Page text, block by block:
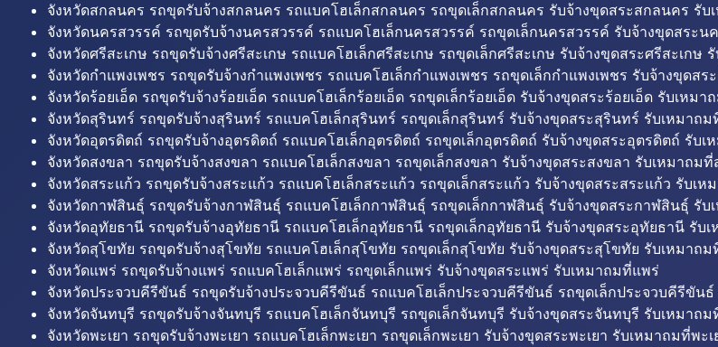
จังหวัดสกลนคร รถขุดรับจ้างสกลนคร รถแบคโฮเล็กสกลนคร รถขุดเล็กสกลนคร รับจ้างขุดสระสกลนคร รับ
จังหวัดนครสวรรค์ รถขุดรับจ้างนครสวรรค์ รถแบคโฮเล็กนครสวรรค์ รถขุดเล็กนครสวรรค์ รับจ้างขุดสระ
จังหวัดศรีสะเกษ รถขุดรับจ้างศรีสะเกษ รถแบคโฮเล็กศรีสะเกษ รถขุดเล็กศรีสะเกษ รับจ้างขุดสระศรีสะเกษ
จังหวัดกำแพงเพชร รถขุดรับจ้างกำแพงเพชร รถแบคโฮเล็กกำแพงเพชร รถขุดเล็กกำแพงเพชร รับจ้างขุดส
จังหวัดร้อยเอ็ด รถขุดรับจ้างร้อยเอ็ด รถแบคโฮเล็กร้อยเอ็ด รถขุดเล็กร้อยเอ็ด รับจ้างขุดสระร้อยเอ็ด รับเหมา
จังหวัดสุรินทร์ รถขุดรับจ้างสุรินทร์ รถแบคโฮเล็กสุรินทร์ รถขุดเล็กสุรินทร์ รับจ้างขุดสระสุรินทร์ รับเหมาถ
จังหวัดอุตรดิตถ์ รถขุดรับจ้างอุตรดิตถ์ รถแบคโฮเล็กอุตรดิตถ์ รถขุดเล็กอุตรดิตถ์ รับจ้างขุดสระอุตรดิตถ์ รับเ
จังหวัดสงขลา รถขุดรับจ้างสงขลา รถแบคโฮเล็กสงขลา รถขุดเล็กสงขลา รับจ้างขุดสระสงขลา รับเหมาถมที่
จังหวัดสระแก้ว รถขุดรับจ้างสระแก้ว รถแบคโฮเล็กสระแก้ว รถขุดเล็กสระแก้ว รับจ้างขุดสระสระแก้ว รับเห
จังหวัดกาฬสินธุ์ รถขุดรับจ้างกาฬสินธุ์ รถแบคโฮเล็กกาฬสินธุ์ รถขุดเล็กกาฬสินธุ์ รับจ้างขุดสระกาฬสินธุ์ รับ
จังหวัดอุทัยธานี รถขุดรับจ้างอุทัยธานี รถแบคโฮเล็กอุทัยธานี รถขุดเล็กอุทัยธานี รับจ้างขุดสระอุทัยธานี รับ
จังหวัดสุโขทัย รถขุดรับจ้างสุโขทัย รถแบคโฮเล็กสุโขทัย รถขุดเล็กสุโขทัย รับจ้างขุดสระสุโขทัย รับเหมาถ
จังหวัดแพร่ รถขุดรับจ้างแพร่ รถแบคโฮเล็กแพร่ รถขุดเล็กแพร่ รับจ้างขุดสระแพร่ รับเหมาถมที่แพร่
จังหวัดประจวบคีรีขันธ์ รถขุดรับจ้างประจวบคีรีขันธ์ รถแบคโฮเล็กประจวบคีรีขันธ์ รถขุดเล็กประจวบคีรีขั
จังหวัดจันทบุรี รถขุดรับจ้างจันทบุรี รถแบคโฮเล็กจันทบุรี รถขุดเล็กจันทบุรี รับจ้างขุดสระจันทบุรี รับเหมาถ
จังหวัดพะเยา รถขุดรับจ้างพะเยา รถแบคโฮเล็กพะเยา รถขุดเล็กพะเยา รับจ้างขุดสระพะเยา รับเหมาถมที่พะเ